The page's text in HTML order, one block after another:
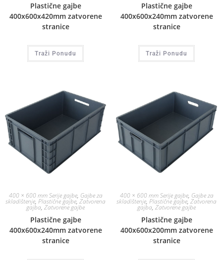
Plastične gajbe
400x600x420mm zatvorene
stranice
Traži Ponudu
Plastične gajbe
400x600x240mm zatvorene
stranice
Traži Ponudu
400 × 600 mm Serije gajbe, Gajbe za
skladištenje, Plastične gajbe,Zatvorena
gajba, Zatvorene gajbe
Plastične gajbe
400x600x240mm zatvorene
stranice
400 × 600 mm Serije gajbe, Gajbe za
skladištenje, Plastične gajbe,Zatvorena
gajba, Zatvorene gajbe
Plastične gajbe
400x600x200mm zatvorene
stranice